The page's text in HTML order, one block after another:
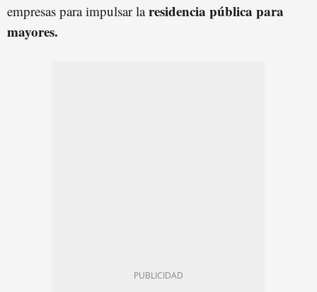
empresas para impulsar laresidencia pública para
mayores.